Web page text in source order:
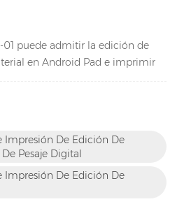
puede admitir la edición de
en Android Pad e imprimir
por cable o bluetooth
dos versiones: JP-01 con
la etiqueta con la aplicaci...
Impresión De Edición De
Pesaje Digital
Impresión De Edición De